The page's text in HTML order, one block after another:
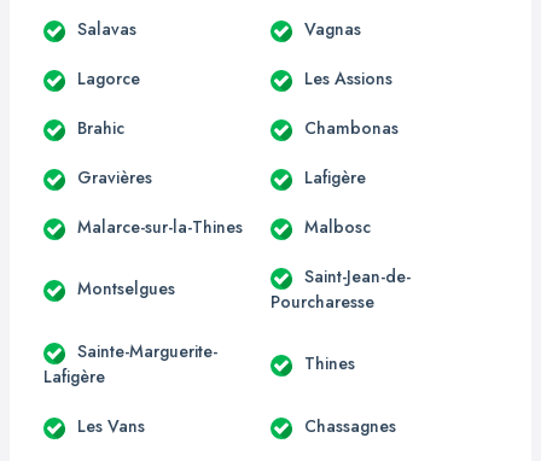
Salavas Vagnas
Lagorce Les Assions
Brahic Chambonas
Gravières Lafigère
Malarce-sur-la-Thines Malbosc
Montselgues
Saint-Jean-de-
Pourcharesse
Sainte-Marguerite-
Lafigère
Thines
Les Vans Chassagnes